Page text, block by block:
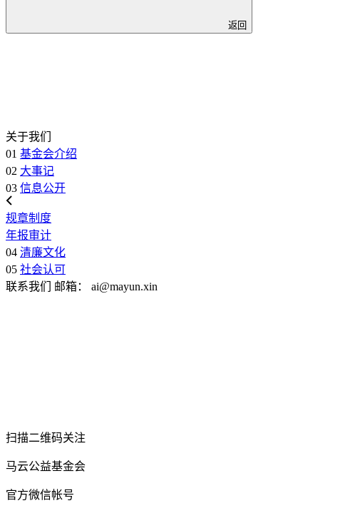
返回
关于我们
01 基金会介绍
02 大事记
03 信息公开
规章制度
年报审计
04 清廉文化
05 社会认可
联系我们
邮箱： ai@mayun.xin
扫描二维码关注
马云公益基金会
官方微信帐号